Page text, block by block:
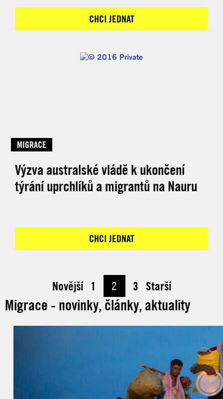
CHCI JEDNAT
MIGRACE
Výzva australské vládě k ukončení
týrání uprchlíků a migrantů na Nauru
CHCI JEDNAT
Novější 1 2 3 Starší
Migrace - novinky, články, aktuality